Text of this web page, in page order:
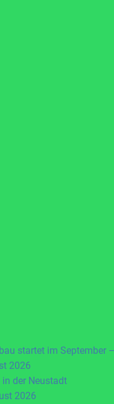
startet im September
2026
der Neustadt
2026